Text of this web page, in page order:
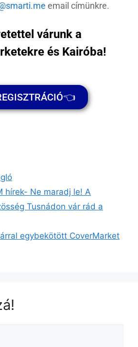
email címünkre.
várunk a
és Kairóba!
hírek- Ne maradj le! A
Tusnádon vár rád a
egybekötött CoverMarket